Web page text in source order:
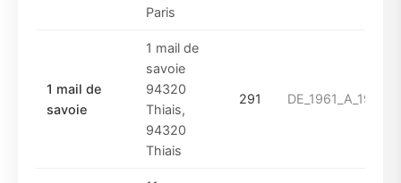
Paris
1 mail de
savoie
1 mail de
savoie
94320
Thiais,
94320
Thiais
291 DE_1961_A_1974